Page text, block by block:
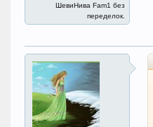
ШевиНива Fam1 без
переделок.